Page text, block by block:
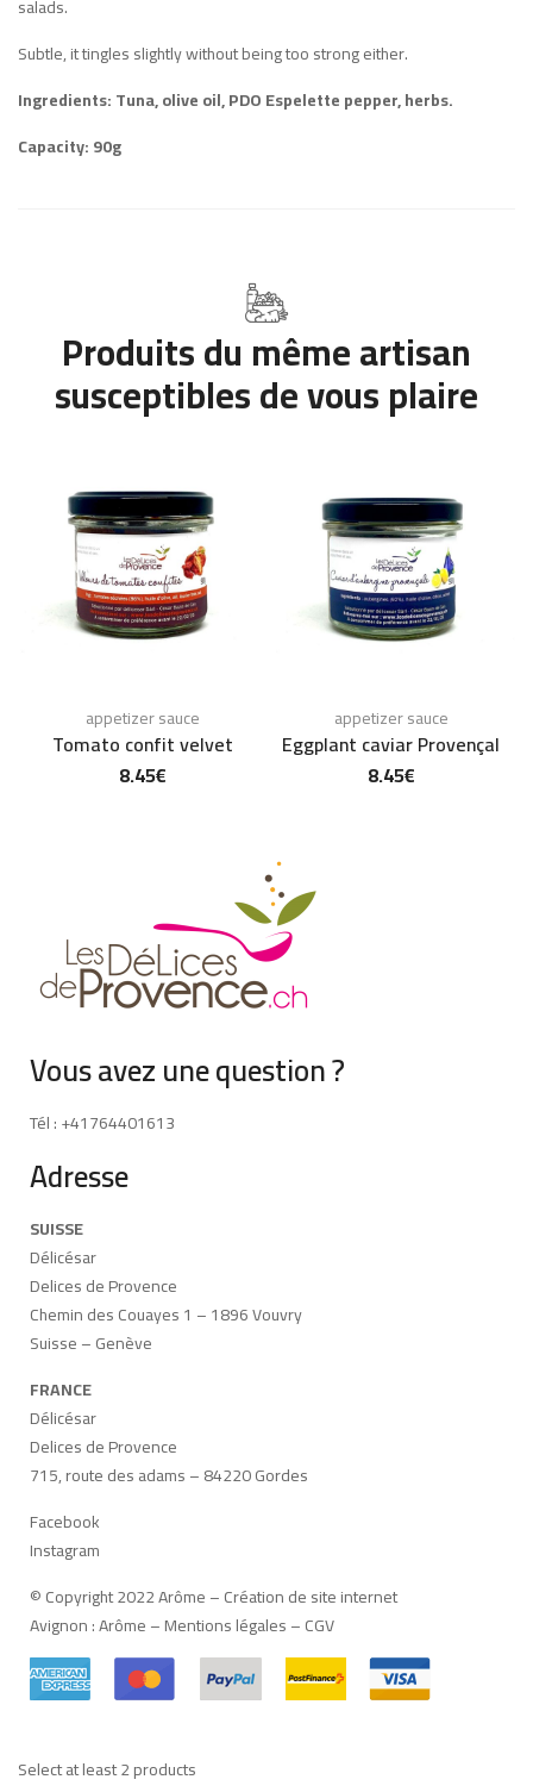
salads.
Subtle, it tingles slightly without being too strong either.
Ingredients: Tuna, olive oil, PDO Espelette pepper, herbs.
Capacity: 90g
Produits du même artisan
susceptibles de vous plaire
appetizer sauce
Tomato confit velvet
8.45€
appetizer sauce
Eggplant caviar Provençal
8.45€
Vous avez une question ?
Tél : +41764401613
Adresse
SUISSE
Délicésar
Delices de Provence
Chemin des Couayes 1 – 1896 Vouvry
Suisse – Genève
FRANCE
Délicésar
Delices de Provence
715, route des adams – 84220 Gordes
Facebook
Instagram
© Copyright 2022 Arôme –Création de site internet
Avignon:Arôme–Mentions légales–CGV
Select at least 2 products